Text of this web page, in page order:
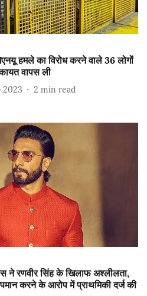
हमले का विरोध करने वाले 36 लोगों
वापस ली
2023 2 min read
ने रणवीर सिंह के खिलाफ अश्लीलता,
करने के आरोप में प्राथमिकी दर्ज की